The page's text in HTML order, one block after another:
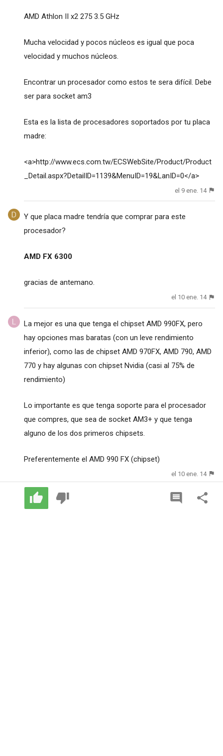
AMD Athlon II x2 275 3.5 GHz
Mucha velocidad y pocos núcleos es igual que poca
velocidad y muchos núcleos.
Encontrar un procesador como estos te sera difícil. Debe
ser para socket am3
Esta es la lista de procesadores soportados por tu placa
madre:
<a>http://www.ecs.com.tw/ECSWebSite/Product/Product
_Detail.aspx?DetailID=1139&MenuID=19&LanID=0</a>
el 9 ene. 14
Y que placa madre tendría que comprar para este
procesador?
AMD FX 6300
gracias de antemano.
el 10 ene. 14
La mejor es una que tenga el chipset AMD 990FX, pero
hay opciones mas baratas (con un leve rendimiento
inferior), como las de chipset AMD 970FX, AMD 790, AMD
770 y hay algunas con chipset Nvidia (casi al 75% de
rendimiento)
Lo importante es que tenga soporte para el procesador
que compres, que sea de socket AM3+ y que tenga
alguno de los dos primeros chipsets.
Preferentemente el AMD 990 FX (chipset)
el 10 ene. 14